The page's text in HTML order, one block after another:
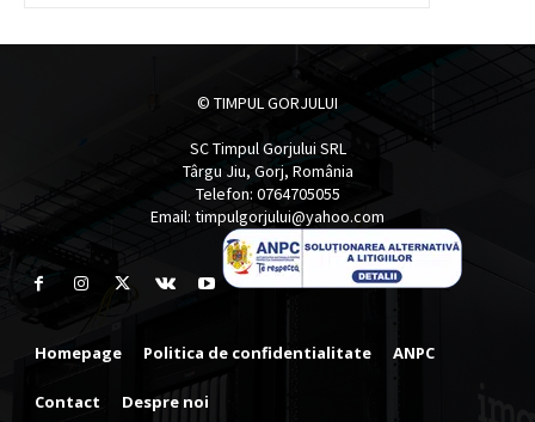
© TIMPUL GORJULUI
SC Timpul Gorjului SRL
Târgu Jiu, Gorj, România
Telefon: 0764705055
Email: timpulgorjului@yahoo.com
Homepage Politica de confidentialitate ANPC
Contact Despre noi